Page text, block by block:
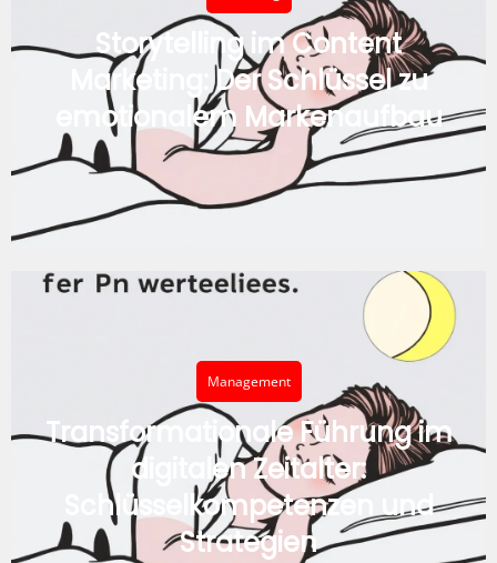
Storytelling im Content
Marketing: Der Schlüssel zu
emotionalem Markenaufbau
Management
Transformationale Führung im
digitalen Zeitalter:
Schlüsselkompetenzen und
Strategien